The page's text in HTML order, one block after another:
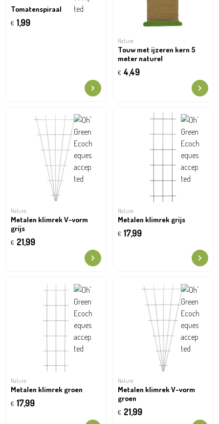
Tomatenspiraal
€ 1,99
Nature
Touw met ijzeren kern 5
meter naturel
€ 4,49
Nature
Metalen klimrek V-vorm
grijs
€ 21,99
Nature
Metalen klimrek grijs
€ 17,99
Nature
Metalen klimrek groen
€ 17,99
Nature
Metalen klimrek V-vorm
groen
€ 21,99